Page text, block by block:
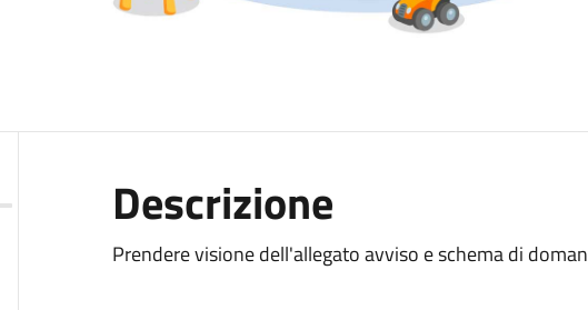
Descrizione
Prendere visione dell'allegato avviso e schema di